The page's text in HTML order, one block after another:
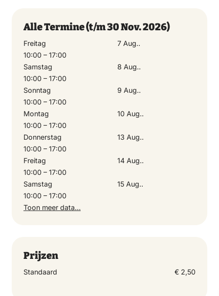
Alle Termine(t/m 30 Nov. 2026)
Freitag
7 Aug..
10:00 – 17:00
Samstag
8 Aug..
10:00 – 17:00
Sonntag
9 Aug..
10:00 – 17:00
Montag
10 Aug..
10:00 – 17:00
Donnerstag
13 Aug..
10:00 – 17:00
Freitag
14 Aug..
10:00 – 17:00
Samstag
15 Aug..
10:00 – 17:00
Toon meer data…
Prijzen
Standaard € 2,50
Donnerstag
3 September 2026
10:00 – 17:00
Freitag
4 September 2026
10:00 – 17:00
Samstag
5 September 2026
10:00 – 17:00
10:00 – 17:00